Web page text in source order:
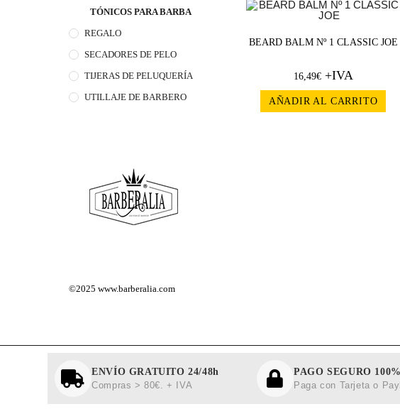
TÓNICOS PARA BARBA
REGALO
SECADORES DE PELO
TIJERAS DE PELUQUERÍA
UTILLAJE DE BARBERO
©2025www.barberalia.com
BEARD BALM Nº 1 CLASSIC JOE
16,49€+IVA
AÑADIR AL CARRITO
ENVÍO GRATUITO 24/48h
Compras > 80€. + IVA
PAGO SEGURO 100%
Paga con Tarjeta o